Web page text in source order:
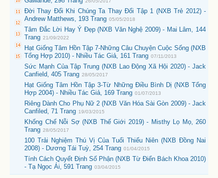
Đời Thay Đổi Khi Chúng Ta Thay Đổi Tập 1 (NXB Trẻ 2012) -
Andrew Matthews, 193 Trang 05/05/2018
Tâm Đắc Lời Hay Ý Đẹp (NXB Văn Nghệ 2009) - Mai Lâm, 144
Trang 21/09/2022
Hạt Giống Tâm Hồn Tập 7-Những Câu Chuyện Cuộc Sống (NXB
Tổng Hợp 2010) - Nhiều Tác Giả, 161 Trang 07/11/2013
Sức Mạnh Của Tập Trung (NXB Lao Động Xã Hội 2020) - Jack
Canfield, 405 Trang 28/05/2017
Hạt Giống Tâm Hồn Tập 3-Từ Những Điều Bình Dị (NXB Tổng
Hợp 2004) - Nhiều Tác Giả, 169 Trang 01/07/2013
Riêng Dành Cho Phụ Nữ 2 (NXB Văn Hóa Sài Gòn 2009) - Jack
Canfiled, 71 Trang 19/03/2015
Khống Chế Nỗi Sợ (NXB Thế Giới 2019) - Misthy Lọ Mọ, 260
Trang 28/05/2017
100 Trải Nghiệm Thú Vị Của Tuổi Thiếu Niên (NXB Đồng Nai
2008) - Dương Tái Tuỳ, 254 Trang 01/04/2015
Tính Cách Quyết Định Số Phận (NXB Từ Điển Bách Khoa 2010)
- Tạ Ngọc Ái, 591 Trang 03/04/2015